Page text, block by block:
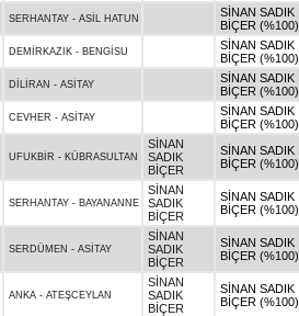
SERHANTAY - ASİL HATUN
SİNAN SADIK
BİÇER (%100)
DEMİRKAZIK - BENGİSU
SİNAN SADIK
BİÇER (%100)
DİLİRAN - ASİTAY
SİNAN SADIK
BİÇER (%100)
CEVHER - ASİTAY
SİNAN SADIK
BİÇER (%100)
UFUKBİR - KÜBRASULTAN
SİNAN
SADIK
BİÇER
SİNAN SADIK
BİÇER (%100)
SERHANTAY - BAYANANNE
SİNAN
SADIK
BİÇER
SİNAN SADIK
BİÇER (%100)
SERDÜMEN - ASİTAY
SİNAN
SADIK
BİÇER
SİNAN SADIK
BİÇER (%100)
ANKA - ATEŞCEYLAN
SİNAN
SADIK
BİÇER
SİNAN SADIK
BİÇER (%100)